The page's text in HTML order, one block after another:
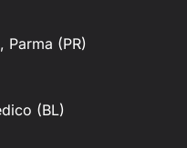
Parma (PR)
(BL)